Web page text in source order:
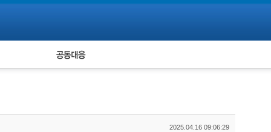
피해자 공동대응
2025.04.16 09:06:29